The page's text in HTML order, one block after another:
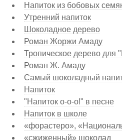
Напиток из бобовых
Утренний напиток
Шоколадное дерево
Роман Жоржи Амаду
Тропическое дерево для
Роман Ж. Амаду
Самый шоколадный
Напиток
"Напиток о-о-о!" в песне
Напиток в школе
«форастеро»,
«сжиженный» шоколад